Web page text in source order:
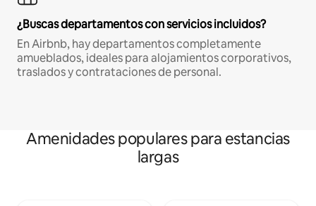
¿Buscas departamentos con servicios incluidos?
En Airbnb, hay departamentos completamente
amueblados, ideales para alojamientos corporativos,
traslados y contrataciones de personal.
Amenidades populares para estancias
largas